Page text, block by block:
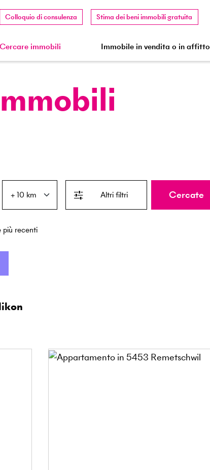
Colloquio di consulenza Stima dei beni immobili gratuita
Cercare immobili Immobile in vendita o in affitto
Altri filtri
più recenti
Cercate